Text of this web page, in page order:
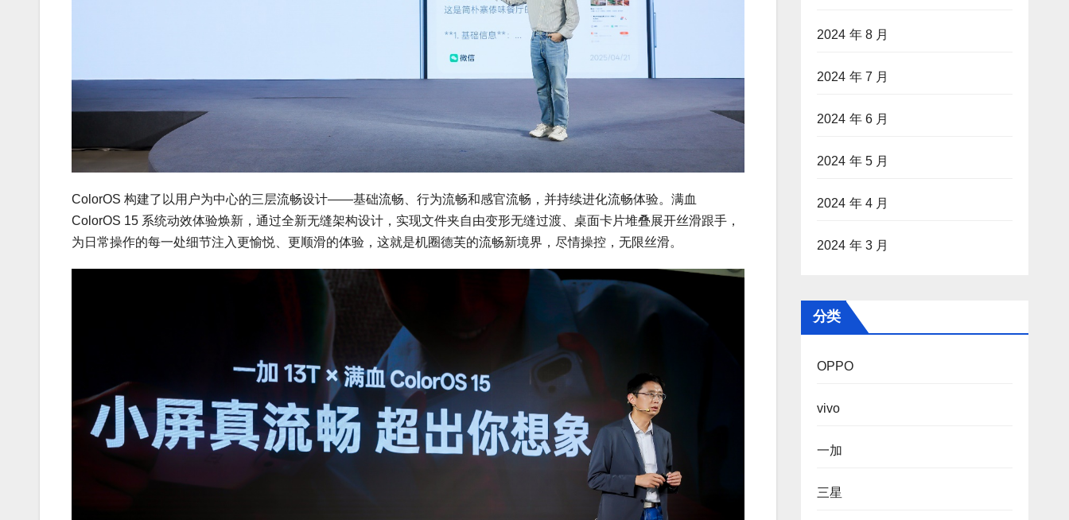
ColorOS 构建了以用户为中心的三层流畅设计——基础流畅、行为流畅和感官流畅，并持续进化流畅体验。满血
ColorOS 15 系统动效体验焕新，通过全新无缝架构设计，实现文件夹自由变形无缝过渡、桌面卡片堆叠展开丝滑跟手，
为日常操作的每一处细节注入更愉悦、更顺滑的体验，这就是机圈德芙的流畅新境界，尽情操控，无限丝滑。
2024 年 8 月
2024 年 7 月
2024 年 6 月
2024 年 5 月
2024 年 4 月
2024 年 3 月
分类
OPPO
vivo
一加
三星